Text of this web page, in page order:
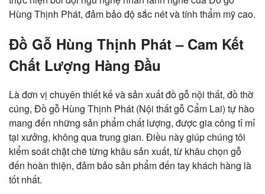
Hùng Thịnh Phát, đảm bảo độ sắc nét và tính thẩm mỹ cao.
Đồ Gỗ Hùng Thịnh Phát – Cam Kết
Chất Lượng Hàng Đầu
Là đơn vị chuyên thiết kế và sản xuất đồ gỗ nội thất, đồ thờ
cúng, Đồ gỗ Hùng Thịnh Phát (Nội thất gỗ Cẩm Lai) tự hào
mang đến những sản phẩm chất lượng, được gia công tỉ mỉ
tại xưởng, không qua trung gian. Điều này giúp chúng tôi
kiểm soát chặt chẽ từng khâu sản xuất, từ khâu chọn gỗ
đến hoàn thiện, đảm bảo sản phẩm đến tay khách hàng là
tốt nhất.